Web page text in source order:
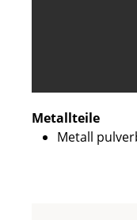
Metallteile
Metall